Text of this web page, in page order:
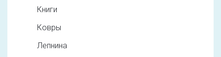
Книги
Ковры
Лепнина